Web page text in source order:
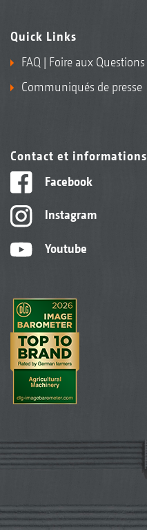
Quick Links
FAQ | Foire aux Questions
Communiqués de presse
Contact et informations
Facebook
Instagram
Youtube